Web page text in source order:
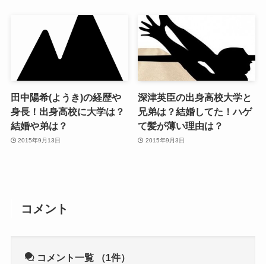
田中陽希(ようき)の経歴や
身長！出身高校に大学は？
結婚や弟は？
2015年9月13日
深津英臣の出身高校大学と
兄弟は？結婚してた！ハゲ
て髪が薄い理由は？
2015年9月3日
コメント
コメント一覧 （1件）